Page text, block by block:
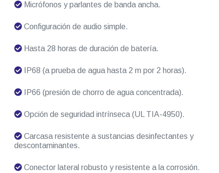
Micrófonos y parlantes de banda ancha.
Configuración de audio simple.
Hasta 28 horas de duración de batería.
IP68 (a prueba de agua hasta 2 m por 2 horas).
IP66 (presión de chorro de agua concentrada).
Opción de seguridad intrínseca (UL TIA-4950).
Carcasa resistente a sustancias desinfectantes y
descontaminantes.
Conector lateral robusto y resistente a la corrosión.